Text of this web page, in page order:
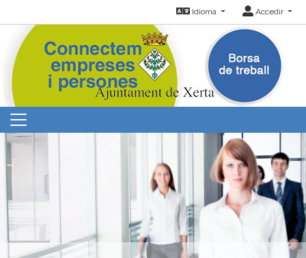
Idioma Accedir